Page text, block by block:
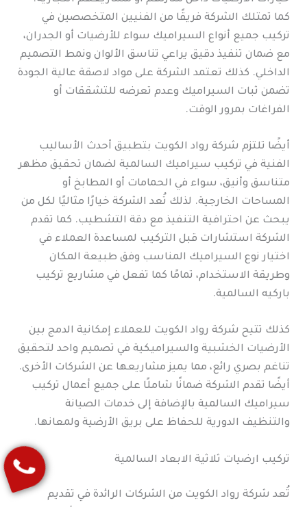
كما تمتلك الشركة فريقًا من الفنيين المتخصصين في
تركيب جميع أنواع السيراميك سواء للأرضيات أو الجدران،
مع ضمان تنفيذ دقيق يراعي تناسق الألوان ونمط التصميم
الداخلي. كذلك تعتمد الشركة على مواد لاصقة عالية الجودة
تضمن ثبات السيراميك وعدم تعرضه للتشققات أو
الفراغات بمرور الوقت.
أيضًا تلتزم شركة رواد الكويت بتطبيق أحدث الأساليب
الفنية في تركيب سيراميك السالمية لضمان تحقيق مظهر
متناسق وأنيق، سواء في الحمامات أو المطابخ أو
المساحات الخارجية. لذلك تُعد الشركة خيارًا مثاليًا لكل من
يبحث عن احترافية التنفيذ مع دقة التشطيب. كما تقدم
الشركة استشارات قبل التركيب لمساعدة العملاء في
اختيار نوع السيراميك المناسب وفق طبيعة المكان
وطريقة الاستخدام، تمامًا كما تفعل في مشاريع تركيب
باركيه السالمية.
كذلك تتيح شركة رواد الكويت للعملاء إمكانية الدمج بين
الأرضيات الخشبية والسيراميكية في تصميم واحد لتحقيق
تناغم بصري رائع، مما يميز مشاريعها عن الشركات الأخرى.
أيضًا تقدم الشركة ضمانًا شاملًا على جميع أعمال تركيب
سيراميك السالمية بالإضافة إلى خدمات الصيانة
والتنظيف الدورية للحفاظ على بريق الأرضية ولمعانها.
تركيب ارضيات ثلاثية الابعاد السالمية
تُعد شركة رواد الكويت من الشركات الرائدة في تقديم